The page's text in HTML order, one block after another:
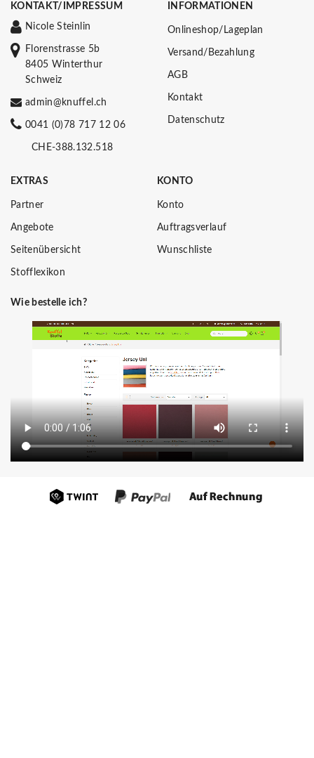
KONTAKT/IMPRESSUM
Nicole Steinlin
Florenstrasse 5b
8405 Winterthur
Schweiz
admin@knuffel.ch
0041 (0)78 717 12 06
CHE-388.132.518
INFORMATIONEN
Onlineshop/Lageplan
Versand/Bezahlung
AGB
Kontakt
Datenschutz
EXTRAS
Partner
Angebote
Seitenübersicht
Stofflexikon
KONTO
Konto
Auftragsverlauf
Wunschliste
Wie bestelle ich?